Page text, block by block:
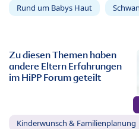
Rund um Babys Haut
Zu diesen Themen haben
andere Eltern Erfahrungen
im HiPP Forum geteilt
Kinderwunsch & Familienplanung